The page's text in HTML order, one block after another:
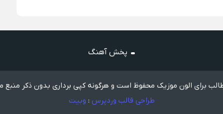
پخش آهنگ
برای الون موزیک محفوظ است و هرگونه کپی برداری بدون ذکر منبع
طراحی قالب وردپرس : وبیت